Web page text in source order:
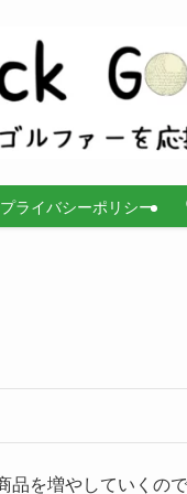
プライバシーポリシー
品を増やしていくの